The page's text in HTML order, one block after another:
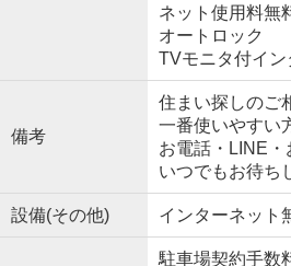
ネット使用料無
オートロック
TVモニタ付イン
備考
住まい探しのご
一番使いやすい
お電話・LINE・
いつでもお待ち
設備(その他) インターネット
駐車場契約手数